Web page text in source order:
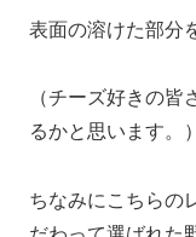
表面の溶けた部分
（チーズ好きの
るかと思います。）
ちなみにこちらの